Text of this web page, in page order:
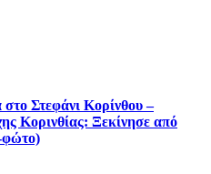
Στεφάνι Κορίνθου –
Κορινθίας: Ξεκίνησε από
φώτο)